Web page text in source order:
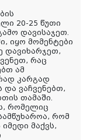
20-25 წუთი
დავისაჯეთ.
იყო მომენტები
დავიხარჯეთ,
რაც
ამ
კარგად
და ვაჩვენებთ,
თამაში.
რომელიც
რომ
მაქვს,